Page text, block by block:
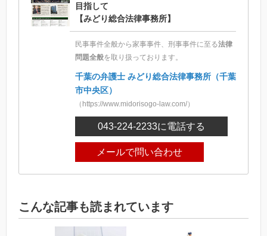
目指して
【みどり総合法律事務所】
民事事件全般から家事事件、刑事事件に至る法律
問題全般を取り扱っております。
千葉の弁護士 みどり総合法律事務所（千葉
市中央区）
（https://www.midorisogo-law.com/）
043-224-2233に電話する
メールで問い合わせ
こんな記事も読まれています